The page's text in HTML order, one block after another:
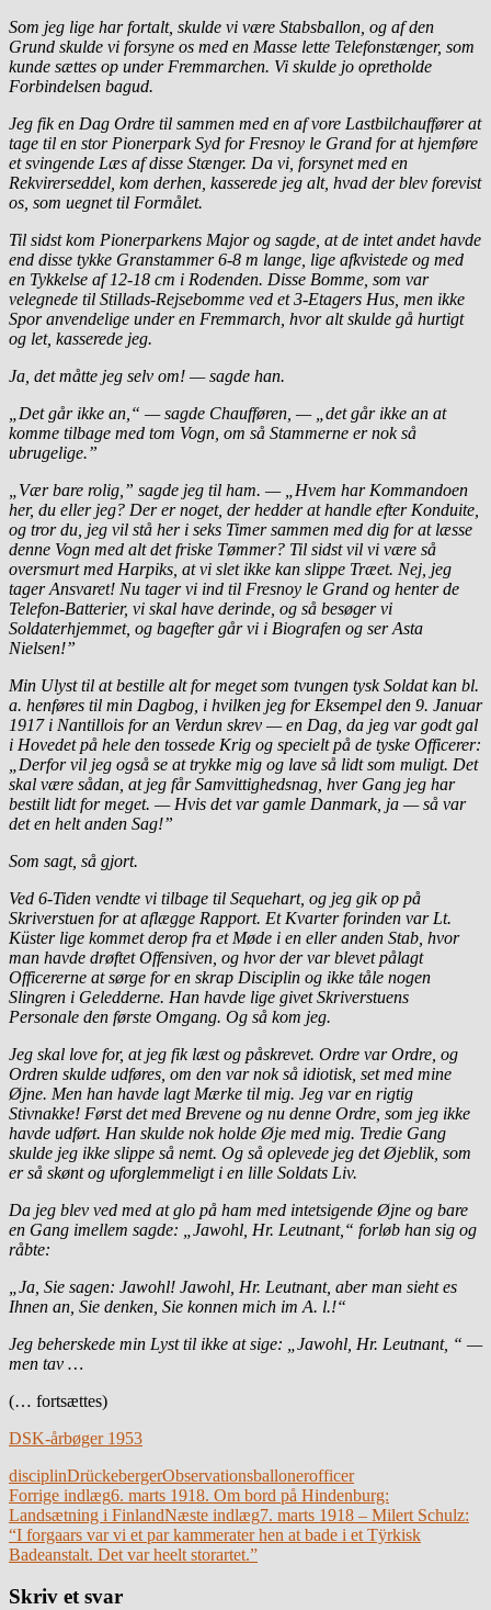
Som jeg lige har fortalt, skulde vi være Stabsballon, og af den
Grund skulde vi forsyne os med en Masse lette Telefonstænger, som
kunde sættes op under Fremmarchen. Vi skulde jo opretholde
Forbindelsen bagud.
Jeg fik en Dag Ordre til sammen med en af vore Lastbilchauffører at
tage til en stor Pionerpark Syd for Fresnoy le Grand for at hjemføre
et svingende Læs af disse Stænger. Da vi, forsynet med en
Rekvirerseddel, kom derhen, kasserede jeg alt, hvad der blev forevist
os, som uegnet til Formålet.
Til sidst kom Pionerparkens Major og sagde, at de intet andet havde
end disse tykke Granstammer 6-8 m lange, lige afkvistede og med
en Tykkelse af 12-18 cm i Rodenden. Disse Bomme, som var
velegnede til Stillads-Rejsebomme ved et 3-Etagers Hus, men ikke
Spor anvendelige under en Fremmarch, hvor alt skulde gå hurtigt
og let, kasserede jeg.
Ja, det måtte jeg selv om! — sagde han.
„Det går ikke an,“ — sagde Chaufføren, — „det går ikke an at
komme tilbage med tom Vogn, om så Stammerne er nok så
ubrugelige.”
„Vær bare rolig,” sagde jeg til ham. — „Hvem har Kommandoen
her, du eller jeg? Der er noget, der hedder at handle efter Konduite,
og tror du, jeg vil stå her i seks Timer sammen med dig for at læsse
denne Vogn med alt det friske Tømmer? Til sidst vil vi være så
oversmurt med Harpiks, at vi slet ikke kan slippe Træet. Nej, jeg
tager Ansvaret! Nu tager vi ind til Fresnoy le Grand og henter de
Telefon-Batterier, vi skal have derinde, og så besøger vi
Soldaterhjemmet, og bagefter går vi i Biografen og ser Asta
Nielsen!”
Min Ulyst til at bestille alt for meget som tvungen tysk Soldat kan bl.
a. henføres til min Dagbog, i hvilken jeg for Eksempel den 9. Januar
1917 i Nantillois for an Verdun skrev — en Dag, da jeg var godt gal
i Hovedet på hele den tossede Krig og specielt på de tyske Officerer:
„Derfor vil jeg også se at trykke mig og lave så lidt som muligt. Det
skal være sådan, at jeg får Samvittighedsnag, hver Gang jeg har
bestilt lidt for meget. — Hvis det var gamle Danmark, ja — så var
det en helt anden Sag!”
Som sagt, så gjort.
Ved 6-Tiden vendte vi tilbage til Sequehart, og jeg gik op på
Skriverstuen for at aflægge Rapport. Et Kvarter forinden var Lt.
Küster lige kommet derop fra et Møde i en eller anden Stab, hvor
man havde drøftet Offensiven, og hvor der var blevet pålagt
Officererne at sørge for en skrap Disciplin og ikke tåle nogen
Slingren i Geledderne. Han havde lige givet Skriverstuens
Personale den første Omgang. Og så kom jeg.
Jeg skal love for, at jeg fik læst og påskrevet. Ordre var Ordre, og
Ordren skulde udføres, om den var nok så idiotisk, set med mine
Øjne. Men han havde lagt Mærke til mig. Jeg var en rigtig
Stivnakke! Først det med Brevene og nu denne Ordre, som jeg ikke
havde udført. Han skulde nok holde Øje med mig. Tredie Gang
skulde jeg ikke slippe så nemt. Og så oplevede jeg det Øjeblik, som
er så skønt og uforglemmeligt i en lille Soldats Liv.
Da jeg blev ved med at glo på ham med intetsigende Øjne og bare
en Gang imellem sagde: „Jawohl, Hr. Leutnant,“ forløb han sig og
råbte:
„Ja, Sie sagen: Jawohl! Jawohl, Hr. Leutnant, aber man sieht es
Ihnen an, Sie denken, Sie konnen mich im A. l.!“
Jeg beherskede min Lyst til ikke at sige: „Jawohl, Hr. Leutnant, “ —
men tav …
(… fortsættes)
DSK-årbøger 1953
disciplinDrückebergerObservationsballonerofficer
Indlægsnavigation
Forrige indlæg6. marts 1918. Om bord på Hindenburg:
Landsætning i FinlandNæste indlæg7. marts 1918 – Milert Schulz:
“I forgaars var vi et par kammerater hen at bade i et Tÿrkisk
Badeanstalt. Det var heelt storartet.”
Skriv et svar